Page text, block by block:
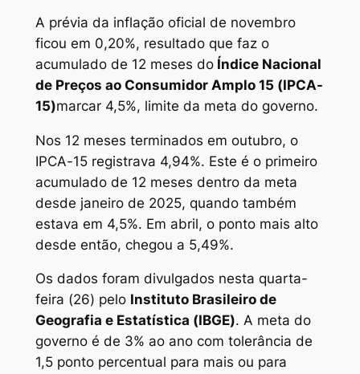
A prévia da inflação oficial de novembro
ficou em 0,20%, resultado que faz o
acumulado de 12 meses doÍndice Nacional
de Preços ao Consumidor Amplo 15 (IPCA-
15)marcar 4,5%, limite da meta do governo.
Nos 12 meses terminados em outubro, o
IPCA-15 registrava 4,94%. Este é o primeiro
acumulado de 12 meses dentro da meta
desde janeiro de 2025, quando também
estava em 4,5%. Em abril, o ponto mais alto
desde então, chegou a 5,49%.
Os dados foram divulgados nesta quarta-
feira (26) pelo Instituto Brasileiro de
Geografia e Estatística (IBGE). A meta do
governo é de 3% ao ano com tolerância de
1,5 ponto percentual para mais ou para